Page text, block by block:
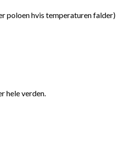
poloen hvis temperaturen falder)
hele verden.